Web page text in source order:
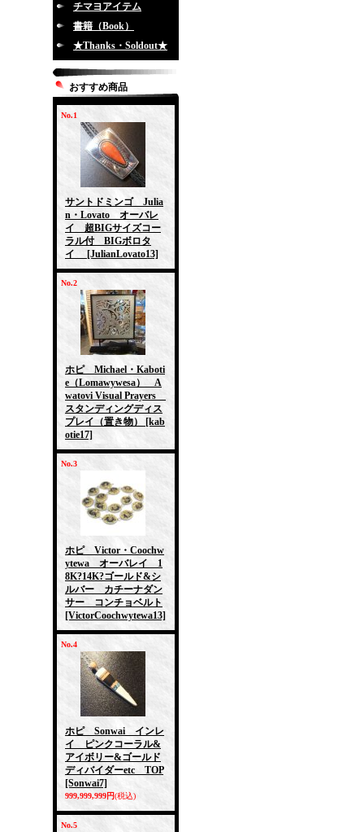
チマヨアイテム
書籍（Book）
★Thanks・Soldout★
おすすめ商品
No.1
サントドミンゴ Julia
n・Lovato オーバレ
イ 超BIGサイズコー
ラル付 BIGボロタ
イ
[JulianLovato13]
No.2
ホピ Michael・Kaboti
e（Lomawywesa） A
watovi Visual Prayers
スタンディングディス
プレイ（置き物）
[kab
otie17]
No.3
ホピ Victor・Coochw
ytewa オーバレイ 1
8K?14K?ゴールド&シ
ルバー カチーナダン
サー コンチョベルト
[VictorCoochwytewa13]
No.4
ホピ Sonwai インレ
イ ピンクコーラル&
アイボリー&ゴールド
ディバイダーetc TOP
[Sonwai7]
999,999,999円(税込)
No.5